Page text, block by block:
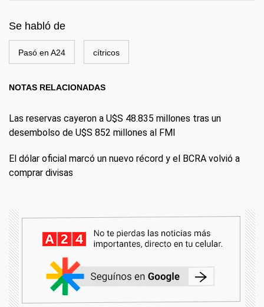
Se habló de
Pasó en A24 cítricos
NOTAS RELACIONADAS
Las reservas cayeron a U$S 48.835 millones tras un
desembolso de U$S 852 millones al FMI
El dólar oficial marcó un nuevo récord y el BCRA volvió a
comprar divisas